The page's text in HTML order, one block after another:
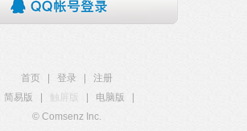
首页 登录
注册
简易版
触屏版 电脑版
© Comsenz Inc.